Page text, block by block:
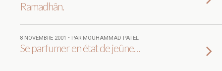
Ramadhân.
8 NOVEMBRE 2001 • PAR MOUHAMMAD PATEL
Se parfumer en état de jeûne…